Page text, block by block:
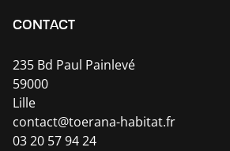
CONTACT
235 Bd Paul Painlevé
59000
Lille
contact@toerana-habitat.fr
03 20 57 94 24